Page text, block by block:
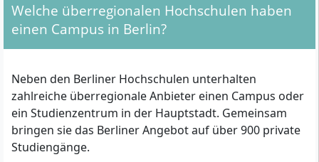
Welche überregionalen Hochschulen haben
einen Campus in Berlin?
Neben den Berliner Hochschulen unterhalten
zahlreiche überregionale Anbieter einen Campus oder
ein Studienzentrum in der Hauptstadt. Gemeinsam
bringen sie das Berliner Angebot auf über 900 private
Studiengänge.